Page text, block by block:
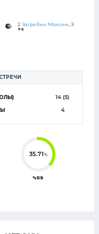
2Загребин Максим, З
7-5
14 (5)
4
35.71%
%БВ